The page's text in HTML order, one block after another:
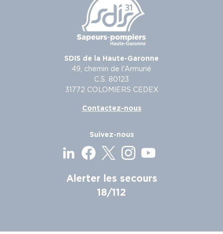
SDIS de la Haute-Garonne
49, chemin de l'Armurié
C.S. 80123
31772 COLOMIERS CEDEX
Contactez-nous
Suivez-nous
Alerter les secours
18/112